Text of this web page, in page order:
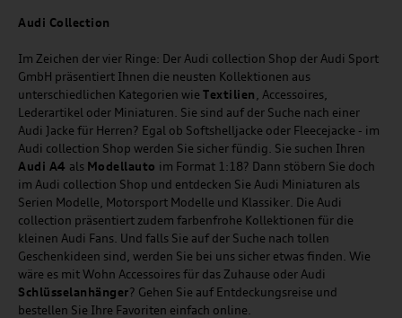
Audi Collection
Im Zeichen der vier Ringe: Der Audi collection Shop der Audi Sport
GmbH präsentiert Ihnen die neusten Kollektionen aus
unterschiedlichen Kategorien wie Textilien , Accessoires,
Lederartikel oder Miniaturen. Sie sind auf der Suche nach einer
Audi Jacke für Herren? Egal ob Softshelljacke oder Fleecejacke - im
Audi collection Shop werden Sie sicher fündig. Sie suchen Ihren
Audi A4 als Modellauto im Format 1:18? Dann stöbern Sie doch
im Audi collection Shop und entdecken Sie Audi Miniaturen als
Serien Modelle, Motorsport Modelle und Klassiker. Die Audi
collection präsentiert zudem farbenfrohe Kollektionen für die
kleinen Audi Fans. Und falls Sie auf der Suche nach tollen
Geschenkideen sind, werden Sie bei uns sicher etwas finden. Wie
wäre es mit Wohn Accessoires für das Zuhause oder Audi
Schlüsselanhänger? Gehen Sie auf Entdeckungsreise und
bestellen Sie Ihre Favoriten einfach online.